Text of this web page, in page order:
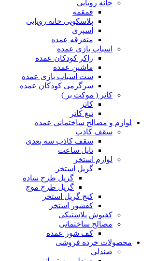
خانه رویایی
قمقمه
پلاسکویی خانه رویایی
اسپری
متفرقه عمده
اسباب بازی عمده
راکر کودکان عمده
ماشین عمده
ست اسباب بازی عمده
سرگرمی کودکان عمده
کاتر ( موکت بر )
کاتر
تیغ کاتر
لوازم و مصالح ساختمانی عمده
سقف کاذب
سقف کاذب سه بعدی
تایل ساعت
لوازم استخر
گریل استخر
گریل طرح ساده
گریل طرح موج
کنج گریل استخر
کفشور استخر
کفپوش پلاستیکی
مصالح ساختمانی
کف شور عمده
محصولات خرده فروشی
صندلی